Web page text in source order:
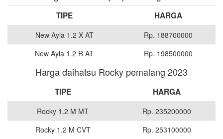
TIPE HARGA
New Ayla 1.2 X AT
Rp. 188700000
New Ayla 1.2 R AT
Rp. 198500000
Harga daihatsu Rocky pemalang 2023
TIPE HARGA
Rocky 1.2 M MT
Rp. 235200000
Rocky 1.2 M CVT
Rp. 253100000